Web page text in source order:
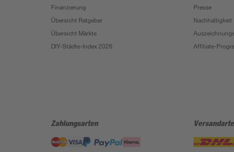
Finanzierung
Übersicht Ratgeber
Übersicht Märkte
DIY-Städte-Index 2026
Presse
Nachhaltigkeit
Affiliate-
Zahlungsarten